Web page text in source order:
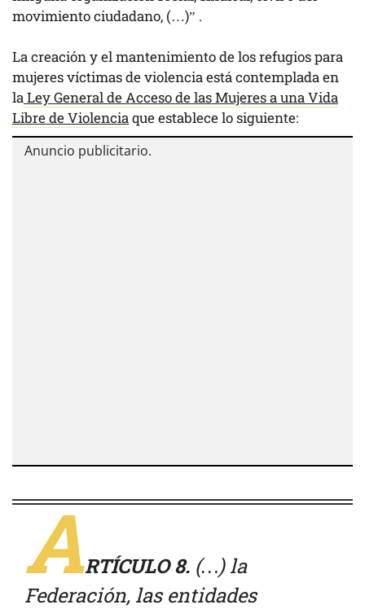
movimiento ciudadano, (…)” .
La creación y el mantenimiento de los refugios para
mujeres víctimas de violencia está contemplada en
laLey General de Acceso de las Mujeres a una Vida
Libre de Violenciaque establece lo siguiente:
ARTÍCULO 8. (…) la
Federación, las entidades